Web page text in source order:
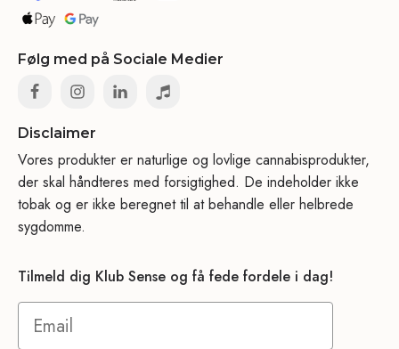
Følg med på Sociale Medier
Disclaimer
Vores produkter er naturlige og lovlige cannabisprodukter,
der skal håndteres med forsigtighed. De indeholder ikke
tobak og er ikke beregnet til at behandle eller helbrede
sygdomme.
Tilmeld dig Klub Sense og få fede fordele i dag!